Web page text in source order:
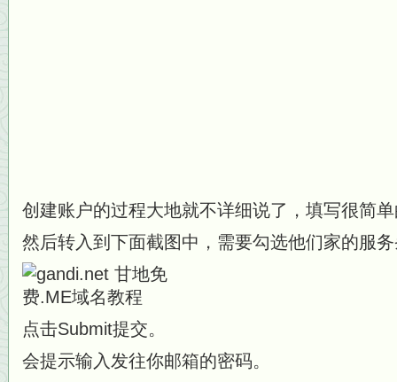
创建账户的过程大地就不详细说了，填写很简
然后转入到下面截图中，需要勾选他们家的服
点击Submit提交。
会提示输入发往你邮箱的密码。